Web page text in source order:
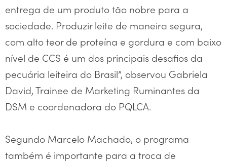
entrega de um produto tão nobre para a
sociedade. Produzir leite de maneira segura,
com alto teor de proteína e gordura e com baixo
nível de CCS é um dos principais desafios da
pecuária leiteira do Brasil”, observou Gabriela
David, Trainee de Marketing Ruminantes da
DSM e coordenadora do PQLCA.
Segundo Marcelo Machado, o programa
também é importante para a troca de